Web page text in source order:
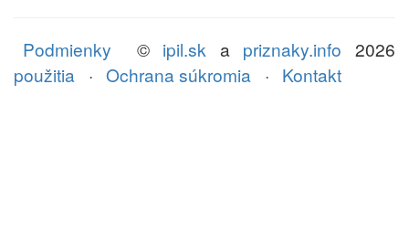
© ipil.sk a priznaky.info 2026
Podmienky
použitia · Ochrana súkromia · Kontakt